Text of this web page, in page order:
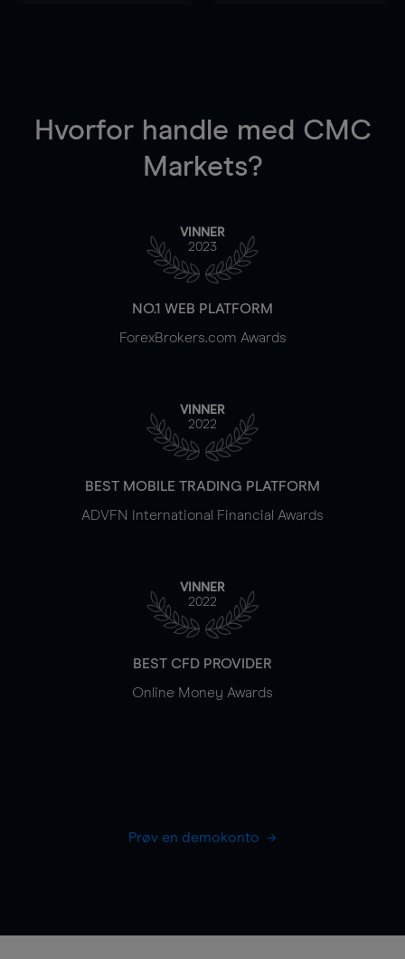
Hvorfor handle med CMC
Markets?
VINNER
2023
NO.1 WEB PLATFORM
ForexBrokers.com Awards
VINNER
2022
BEST MOBILE TRADING PLATFORM
ADVFN International Financial Awards
VINNER
2022
BEST CFD PROVIDER
Online Money Awards
Prøv en demokonto